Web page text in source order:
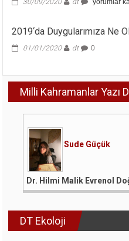
30/09/2020 dt yorumlar
2019‘da Duygularımıza Ne
01/01/2020 dt 0
Milli Kahramanlar Yazı
Sude Güçük
Dr. Hilmi Malik Evrenol
DT Ekoloji